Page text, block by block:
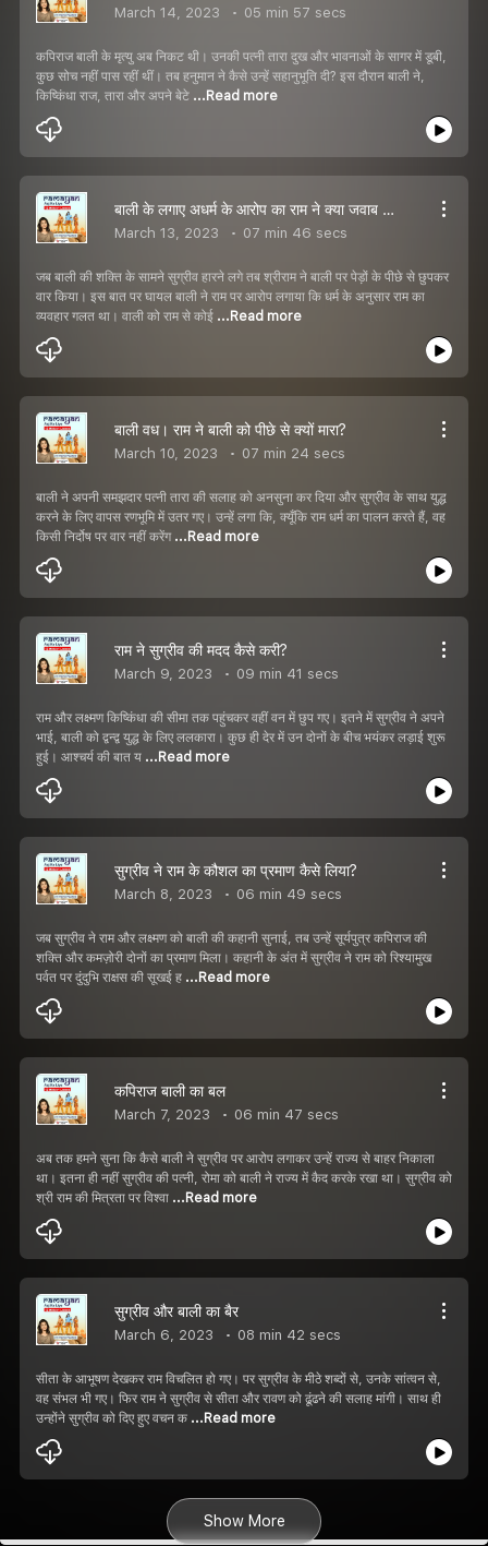
March 14, 2023 05 min 57 secs
कपिराज बाली के मृत्यु अब निकट थी। उनकी पत्नी तारा दुख और भावनाओं के सागर में डूबी,
कुछ सोच नहीं पास रहीं थीं। तब हनुमान ने कैसे उन्हें सहानुभूति दी? इस दौरान बाली ने,
किष्किंधा राज, तारा और अपने बेटे ...Read more
बाली के लगाए अधर्म के आरोप का राम ने क्या जवाब दिया?
March 13, 2023 07 min 46 secs
जब बाली की शक्ति के सामने सुग्रीव हारने लगे तब श्रीराम ने बाली पर पेड़ों के पीछे से छुपकर
वार किया। इस बात पर घायल बाली ने राम पर आरोप लगाया कि धर्म के अनुसार राम का
व्यवहार गलत था। वाली को राम से कोई ...Read more
बाली वध। राम ने बाली को पीछे से क्यों मारा?
March 10, 2023 07 min 24 secs
बाली ने अपनी समझदार पत्नी तारा की सलाह को अनसुना कर दिया और सुग्रीव के साथ युद्ध
करने के लिए वापस रणभूमि में उतर गए। उन्हें लगा कि, क्यूँकि राम धर्म का पालन करते हैं, वह
किसी निर्दोष पर वार नहीं करेंग ...Read more
राम ने सुग्रीव की मदद कैसे करी?
March 9, 2023 09 min 41 secs
राम और लक्ष्मण किष्किंधा की सीमा तक पहुंचकर वहीं वन में छुप गए। इतने में सुग्रीव ने अपने
भाई, बाली को द्वन्द्व युद्ध के लिए ललकारा। कुछ ही देर में उन दोनों के बीच भयंकर लड़ाई शुरू
हुई। आश्चर्य की बात य ...Read more
सुग्रीव ने राम के कौशल का प्रमाण कैसे लिया?
March 8, 2023 06 min 49 secs
जब सुग्रीव ने राम और लक्ष्मण को बाली की कहानी सुनाई, तब उन्हें सूर्यपुत्र कपिराज की
शक्ति और कमज़ोरी दोनों का प्रमाण मिला। कहानी के अंत में सुग्रीव ने राम को रिश्यामुख
पर्वत पर दुंदुभि राक्षस की सूखई ह ...Read more
कपिराज बाली का बल
March 7, 2023 06 min 47 secs
अब तक हमने सुना कि कैसे बाली ने सुग्रीव पर आरोप लगाकर उन्हें राज्य से बाहर निकाला
था। इतना ही नहीं सुग्रीव की पत्नी, रोमा को बाली ने राज्य में कैद करके रखा था। सुग्रीव को
श्री राम की मित्रता पर विश्वा ...Read more
सुग्रीव और बाली का बैर
March 6, 2023 08 min 42 secs
सीता के आभूषण देखकर राम विचलित हो गए। पर सुग्रीव के मीठे शब्दों से, उनके सांत्वन से,
वह संभल भी गए। फिर राम ने सुग्रीव से सीता और रावण को ढूंढने की सलाह मांगी। साथ ही
उन्होंने सुग्रीव को दिए हुए वचन क ...Read more
Show More